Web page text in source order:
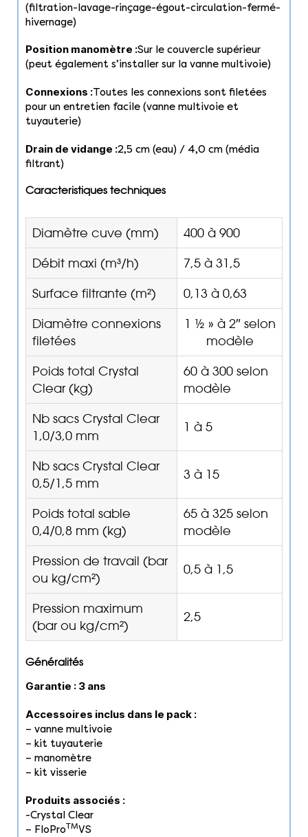
(filtration-lavage-rinçage-égout-circulation-fermé-
hivernage)
Position manomètre :Sur le couvercle supérieur
(peut également s’installer sur la vanne multivoie)
Connexions :Toutes les connexions sont filetées
pour un entretien facile (vanne multivoie et
tuyauterie)
Drain de vidange :2,5 cm (eau) / 4,0 cm (média
filtrant)
Caracteristiques techniques
Diamètre cuve (mm) 400 à 900
Débit maxi (m³/h) 7,5 à 31,5
Surface filtrante (m²) 0,13 à 0,63
Diamètre connexions
filetées
1 ½ » à 2″ selon
modèle
Poids total Crystal
Clear (kg)
60 à 300 selon
modèle
Nb sacs Crystal Clear
1,0/3,0 mm
1 à 5
Nb sacs Crystal Clear
0,5/1,5 mm
3 à 15
Poids total sable
0,4/0,8 mm (kg)
65 à 325 selon
modèle
Pression de travail (bar
ou kg/cm²)
0,5 à 1,5
Pression maximum
(bar ou kg/cm²)
2,5
Généralités
Garantie : 3 ans
Accessoires inclus dans le pack :
– vanne multivoie
– kit tuyauterie
– manomètre
– kit visserie
Produits associés :
-Crystal Clear
– FloProTMVS